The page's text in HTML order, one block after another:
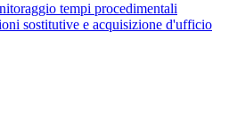
tempi procedimentali
sostitutive e acquisizione d'ufficio